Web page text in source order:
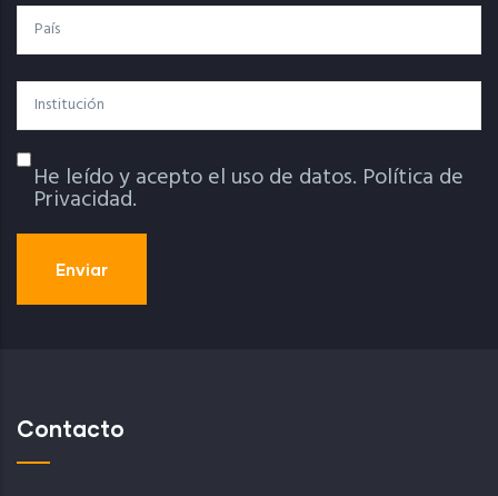
País
Institución
Política De Privacidad
He leído y acepto el uso de datos. Política de
Privacidad.
Contacto